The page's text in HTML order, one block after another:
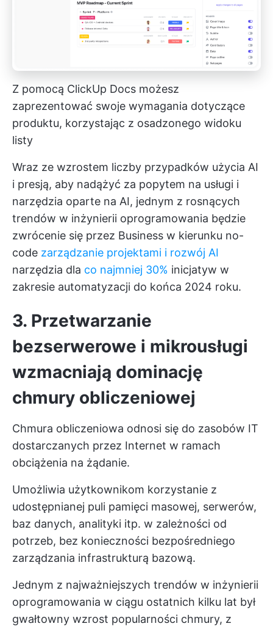
Z pomocą ClickUp Docs możesz
zaprezentować swoje wymagania dotyczące
produktu, korzystając z osadzonego widoku
listy
Wraz ze wzrostem liczby przypadków użycia AI
i presją, aby nadążyć za popytem na usługi i
narzędzia oparte na AI, jednym z rosnących
trendów w inżynierii oprogramowania będzie
zwrócenie się przez Business w kierunku no-
code zarządzanie projektami i rozwój AI
narzędzia dla co najmniej 30% inicjatyw w
zakresie automatyzacji do końca 2024 roku.
3. Przetwarzanie
bezserwerowe i mikrousługi
wzmacniają dominację
chmury obliczeniowej
Chmura obliczeniowa odnosi się do zasobów IT
dostarczanych przez Internet w ramach
obciążenia na żądanie.
Umożliwia użytkownikom korzystanie z
udostępnianej puli pamięci masowej, serwerów,
baz danych, analityki itp. w zależności od
potrzeb, bez konieczności bezpośredniego
zarządzania infrastrukturą bazową.
Jednym z najważniejszych trendów w inżynierii
oprogramowania w ciągu ostatnich kilku lat był
gwałtowny wzrost popularności chmury, z